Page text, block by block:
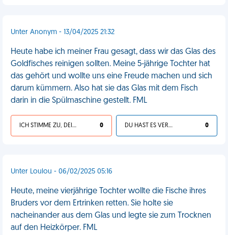
Unter Anonym - 13/04/2025 21:32
Heute habe ich meiner Frau gesagt, dass wir das Glas des
Goldfisches reinigen sollten. Meine 5-jährige Tochter hat
das gehört und wollte uns eine Freude machen und sich
darum kümmern. Also hat sie das Glas mit dem Fisch
darin in die Spülmaschine gestellt. FML
ICH STIMME ZU, DEIN LEBEN IST SCHEISSE 0 DU HAST ES VERDIENT 0
Unter Loulou - 06/02/2025 05:16
Heute, meine vierjährige Tochter wollte die Fische ihres
Bruders vor dem Ertrinken retten. Sie holte sie
nacheinander aus dem Glas und legte sie zum Trocknen
auf den Heizkörper. FML